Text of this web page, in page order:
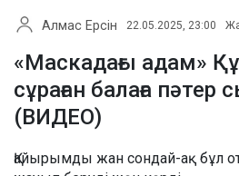
Алмас Ерсін 22.05.2025, 23:00
«Маскадағы адам»
сұраған балаға
(ВИДЕО)
Қайырымды жан сондай-ақ бұл